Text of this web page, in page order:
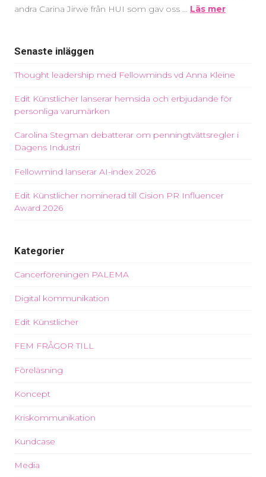
andra Carina Jirwe från HUI som gav oss … Läs mer
Senaste inläggen
Thought leadership med Fellowminds vd Anna Kleine
Edit Künstlicher lanserar hemsida och erbjudande för
personliga varumärken
Carolina Stegman debatterar om penningtvättsregler i
Dagens Industri
Fellowmind lanserar AI-index 2026
Edit Künstlicher nominerad till Cision PR Influencer
Award 2026
Kategorier
Cancerföreningen PALEMA
Digital kommunikation
Edit Künstlicher
FEM FRÅGOR TILL
Föreläsning
Koncept
Kriskommunikation
Kundcase
Media